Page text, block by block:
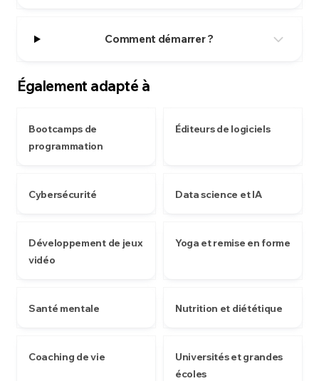
Comment démarrer ?
Également adapté à
Bootcamps de
programmation
Éditeurs de logiciels
Cybersécurité Data science et IA
Développement de jeux
vidéo
Yoga et remise en forme
Santé mentale Nutrition et diététique
Coaching de vie
Universités et grandes
écoles